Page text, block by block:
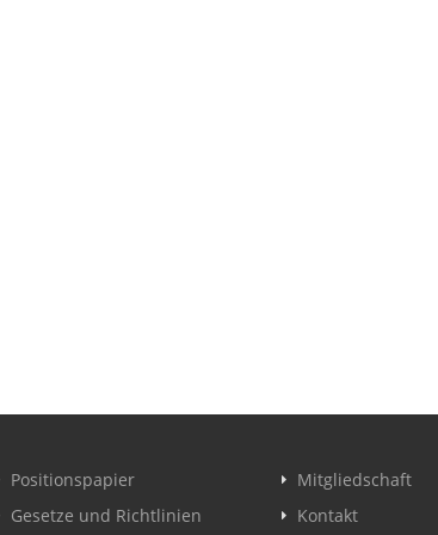
Positionspapier
Gesetze und Richtlinien
Mitgliedschaft
Kontakt